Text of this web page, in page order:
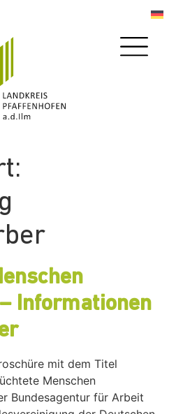
Informationen
mit dem Titel
Menschen
Bundesagentur für Arbeit